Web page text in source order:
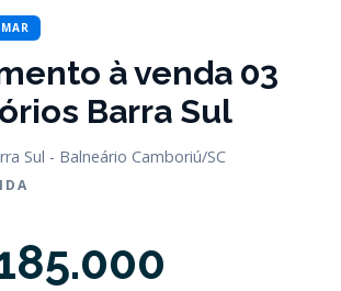
à venda 03
Barra Sul
Sul - Balneário Camboriú/SC